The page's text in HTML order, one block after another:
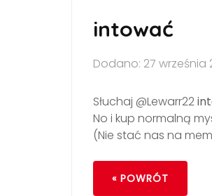
intować
Dodano: 27 września
Słuchaj @Lewarr22
No i kup normalną
(Nie stać nas na
« POWRÓT